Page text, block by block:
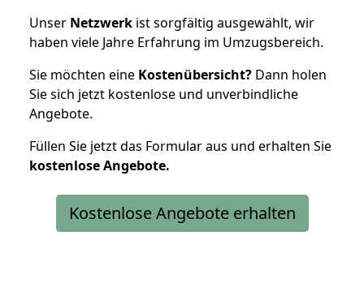
Unser Netzwerk ist sorgfältig ausgewählt, wir
haben viele Jahre Erfahrung im Umzugsbereich.
Sie möchten eine Kostenübersicht? Dann holen
Sie sich jetzt kostenlose und unverbindliche
Angebote.
Füllen Sie jetzt das Formular aus und erhalten Sie
kostenloseAngebote.
Kostenlose Angebote erhalten